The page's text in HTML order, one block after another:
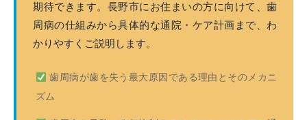
期待できます。長野市にお住まいの方に向けて、歯
周病の仕組みから具体的な通院・ケア計画まで、わ
かりやすくご説明します。
歯周病が歯を失う最大原因である理由とそのメカニ
ズム